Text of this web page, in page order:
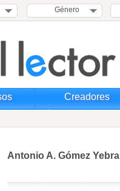
Género
Creadores
Antonio A. Gómez Yebra